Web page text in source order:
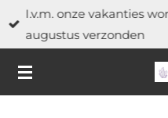
Ga
direct
de
I.v.m. onze vakanties
augustus verzonden